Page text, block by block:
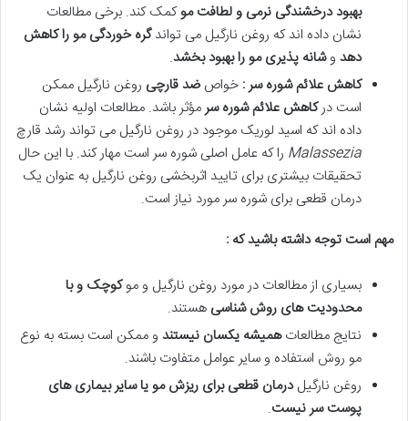
بهبود درخشندگی نرمی و لطافت موکمک کند. برخی مطالعات
نشان داده اند که روغن نارگیل می تواندگره خوردگی مو را کاهش
دهد وشانه پذیری مو را بهبود بخشد.
کاهش علائم شوره سر : خواص ضد قارچی روغن نارگیل ممکن
است درکاهش علائم شوره سرمؤثر باشد. مطالعات اولیه نشان
داده اند که اسید لوریک موجود در روغن نارگیل می تواند رشد قارچ
Malassezia را که عامل اصلی شوره سر است مهار کند. با این حال
تحقیقات بیشتری برای تایید اثربخشی روغن نارگیل به عنوان یک
درمان قطعی برای شوره سر مورد نیاز است.
مهم است توجه داشته باشید که :
بسیاری از مطالعات در مورد روغن نارگیل و موکوچک و با
محدودیت های روش شناسی هستند.
نتایج مطالعاتهمیشه یکسان نیستند و ممکن است بسته به نوع
مو روش استفاده و سایر عوامل متفاوت باشند.
روغن نارگیلدرمان قطعی برای ریزش مو یا سایر بیماری های
پوست سر نیست.